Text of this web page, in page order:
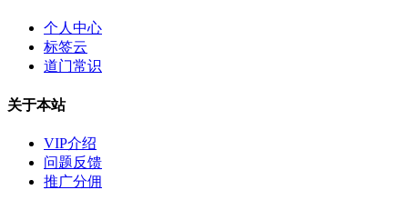
个人中心
标签云
道门常识
关于本站
VIP介绍
问题反馈
推广分佣